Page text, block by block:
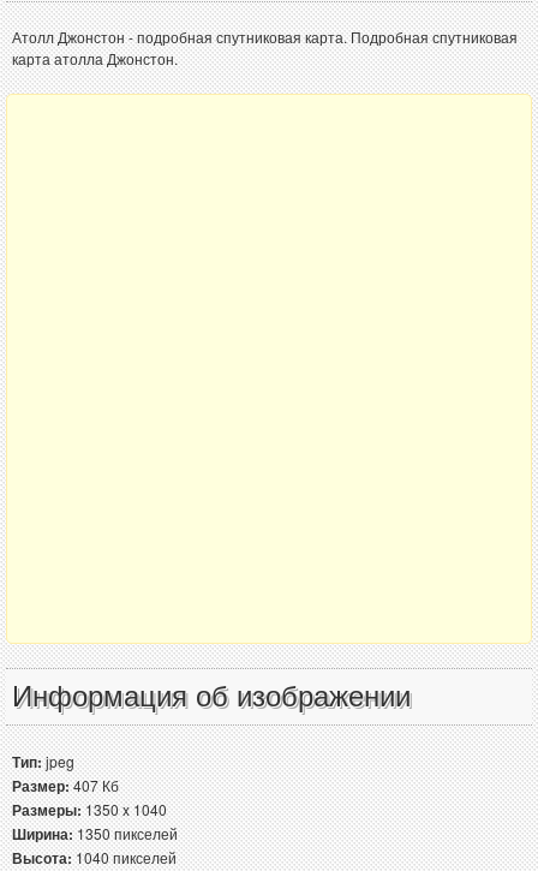
Атолл Джонстон - подробная спутниковая карта. Подробная спутниковая
карта атолла Джонстон.
Информация об изображении
Тип:jpeg
Размер:407 Кб
Размеры:1350 x 1040
Ширина:1350 пикселей
Высота:1040 пикселей